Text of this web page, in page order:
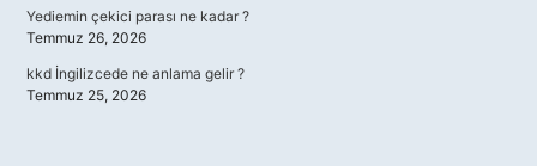
Yediemin çekici parası ne kadar ?
Temmuz 26, 2026
kkd İngilizcede ne anlama gelir ?
Temmuz 25, 2026